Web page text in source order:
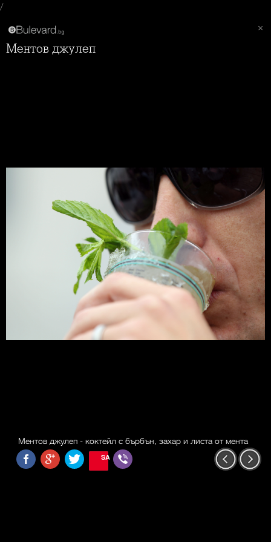
/
Ментов джулеп
Ментов джулеп - коктейл с бърбън, захар и листа от мента
SAVE